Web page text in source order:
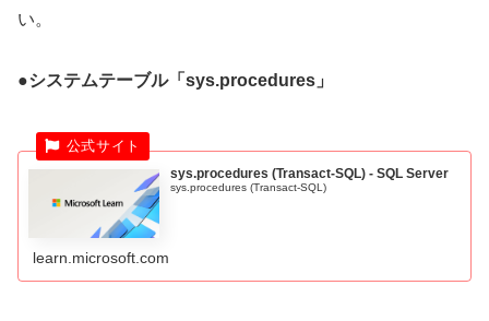
い。
●システムテーブル「sys.procedures」
sys.procedures (Transact-SQL) - SQL Server
sys.procedures (Transact-SQL)
learn.microsoft.com